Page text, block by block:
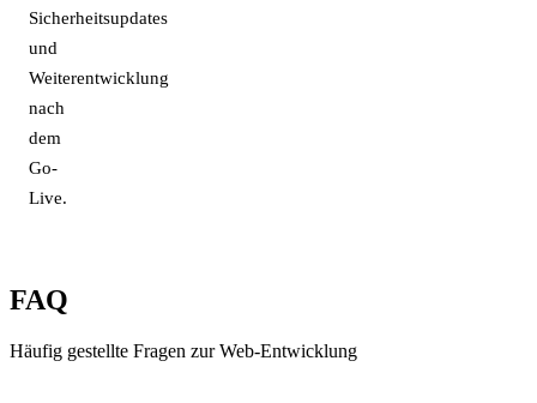
Sicherheitsupdates
und
Weiterentwicklung
nach
dem
Go-
Live.
FAQ
Häufig gestellte Fragen zur Web-Entwicklung